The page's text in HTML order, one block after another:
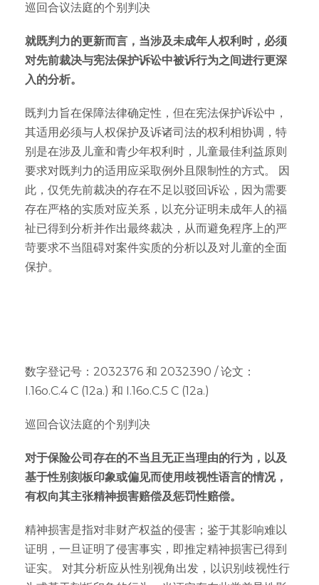
巡回合议法庭的个别判决
就既判力的更新而言，当涉及未成年人权利时，必须
对先前裁决与宪法保护诉讼中被诉行为之间进行更深
入的分析。
既判力旨在保障法律确定性，但在宪法保护诉讼中，
其适用必须与人权保护及诉诸司法的权利相协调，特
别是在涉及儿童和青少年权利时，儿童最佳利益原则
要求对既判力的适用应采取例外且限制性的方式。 因
此，仅凭先前裁决的存在不足以驳回诉讼，因为需要
存在严格的实质对应关系，以充分证明未成年人的福
祉已得到分析并作出最终裁决，从而避免程序上的严
苛要求不当阻碍对案件实质的分析以及对儿童的全面
保护。
数字登记号：2032376 和 2032390 / 论文：
I.16o.C.4 C (12a.) 和 I.16o.C.5 C (12a.)
巡回合议法庭的个别判决
对于保险公司存在的不当且无正当理由的行为，以及
基于性别刻板印象或偏见而使用歧视性语言的情况，
有权向其主张精神损害赔偿及惩罚性赔偿。
精神损害是指对非财产权益的侵害；鉴于其影响难以
证明，一旦证明了侵害事实，即推定精神损害已得到
证实。 对其分析应从性别视角出发，以识别歧视性行